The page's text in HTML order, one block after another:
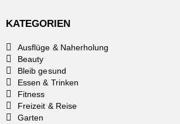
KATEGORIEN
Ausflüge & Naherholung
Beauty
Bleib gesund
Essen & Trinken
Fitness
Freizeit & Reise
Garten